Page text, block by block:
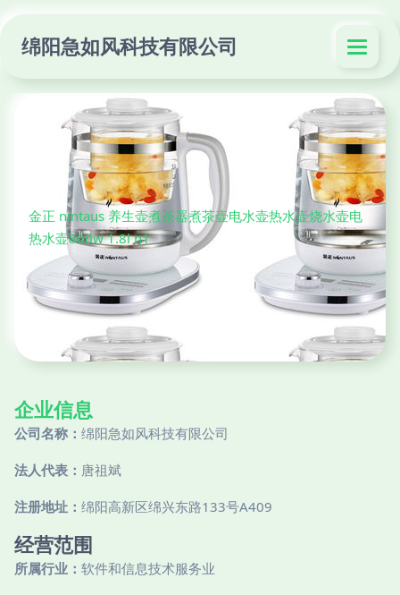
绵阳急如风科技有限公司
金正 nintaus 养生壶煮茶器煮茶壶电水壶热水壶烧水壶电
热水壶800w 1.8l n1
企业信息
公司名称： 绵阳急如风科技有限公司
法人代表： 唐祖斌
注册地址： 绵阳高新区绵兴东路133号A409
经营范围
所属行业： 软件和信息技术服务业